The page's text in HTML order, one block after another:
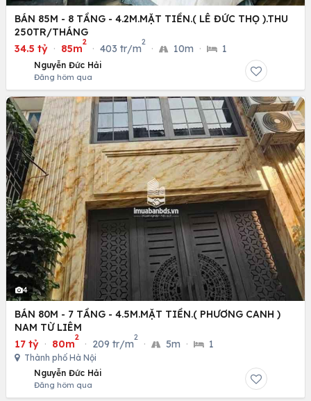
BÁN 85M - 8 TẦNG - 4.2M.MẶT TIỀN.( LÊ ĐỨC THỌ ).THU
250TR/THÁNG
34.5 tỷ · 85m
2
· 403 tr/m
2
· 10m · 1
Nguyễn Đức Hải
Đăng hôm qua
4
BÁN 80M - 7 TẦNG - 4.5M.MẶT TIỀN.( PHƯƠNG CANH )
NAM TỪ LIÊM
17 tỷ · 80m
2
· 209 tr/m
2
· 5m · 1
Thành phố Hà Nội
Nguyễn Đức Hải
Đăng hôm qua